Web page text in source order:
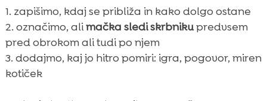
zapišimo, kdaj se približa in kako dolgo ostane
označimo, alimačka sledi skrbnikupredvsem
pred obrokom ali tudi po njem
dodajmo, kaj jo hitro pomiri: igra, pogovor, miren
kotiček